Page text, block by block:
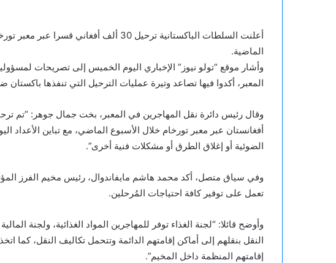
الماضية.
وأشار موقع “تولو نيوز” الإخباري اليوم الخميس إلى تصريحات
المعبر، أكدوا فيها تصاعد وتيرة عمليات الترحيل التي تنفذها باكستان
أفغانستان عبر معبر تورخام خلال الأسبوع الماضي، مع تباين
الضوئية أو إغلاق الطرق أو مشكلات فنية أخرى”.
وفي سياق متصل، أكد محمد هاشم مايفاندوال، رئيس مخيم الفرز
تعمل على توفير كافة احتياجات المُرحلين.
وأوضح قائلا: “لجنة الغذاء توفر للمهاجرين المواد الغذائية، ولجنة
النقل بنقلهم إلى أماكن إقامتهم الدائمة وتتحمل تكاليف النقل، كما
إقامتهم المنظمة داخل المخيم”.